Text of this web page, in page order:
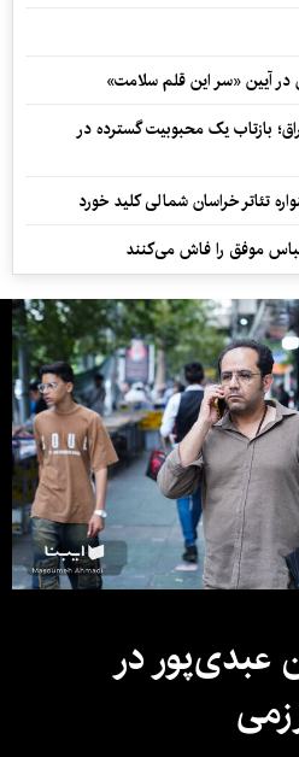
بازتاب یک محبوبیت گسترده در
تئاتر خراسان شمالی کلید خورد
موفق را فاش می‌کنند
عبدی‌پور در